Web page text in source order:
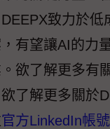
致力於低
有望讓AI的力
欲了解更多有
了解更多關於
官方LinkedIn帳號